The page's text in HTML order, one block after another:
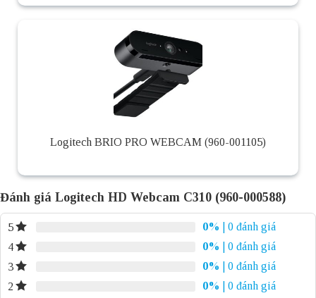
Logitech BRIO PRO WEBCAM (960-001105)
Đánh giá Logitech HD Webcam C310 (960-000588)
5 0%
| 0 đánh giá
4
0%
| 0 đánh giá
3
0%
| 0 đánh giá
2
0%
| 0 đánh giá